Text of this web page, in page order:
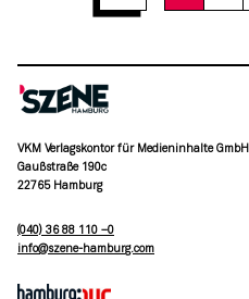
VKM Verlagskontor für Medieninhalte GmbH
Gaußstraße 190c
22765 Hamburg
(040) 36 88 110 –0
moc.grubmah-enezs@ofni